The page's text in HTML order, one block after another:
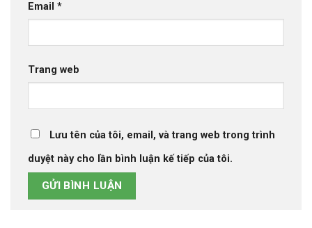
Email *
Trang web
Lưu tên của tôi, email, và trang web trong trình
duyệt này cho lần bình luận kế tiếp của tôi.